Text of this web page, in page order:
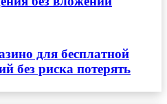
для бесплатной
без риска потерять